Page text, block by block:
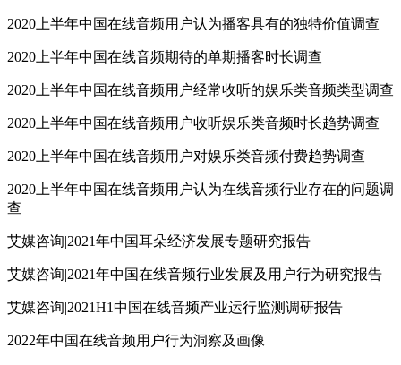
2020上半年中国在线音频用户认为播客具有的独特价值调查
2020上半年中国在线音频期待的单期播客时长调查
2020上半年中国在线音频用户经常收听的娱乐类音频类型调查
2020上半年中国在线音频用户收听娱乐类音频时长趋势调查
2020上半年中国在线音频用户对娱乐类音频付费趋势调查
2020上半年中国在线音频用户认为在线音频行业存在的问题调
查
艾媒咨询|2021年中国耳朵经济发展专题研究报告
艾媒咨询|2021年中国在线音频行业发展及用户行为研究报告
艾媒咨询|2021H1中国在线音频产业运行监测调研报告
2022年中国在线音频用户行为洞察及画像